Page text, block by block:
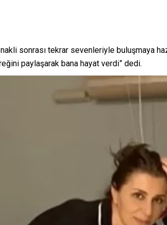
sonrası tekrar sevenleriyle buluşmaya
paylaşarak bana hayat verdi” dedi.